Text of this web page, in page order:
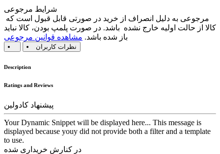
شرایط مرجوعی
کالا از حالت اولیه خارج نشده باشد. در صورت پلمپ بودن، کالا نباید
باز شده باشد. مشاهده قوانین مرجوعی
نظرات کاربران
Description
Ratings and Reviews
پیشنهاد کادولین
Your Dynamic Snippet will be displayed here... This message is
displayed because youy did not provide both a filter and a template
to use.
در کنارش خریداری شده